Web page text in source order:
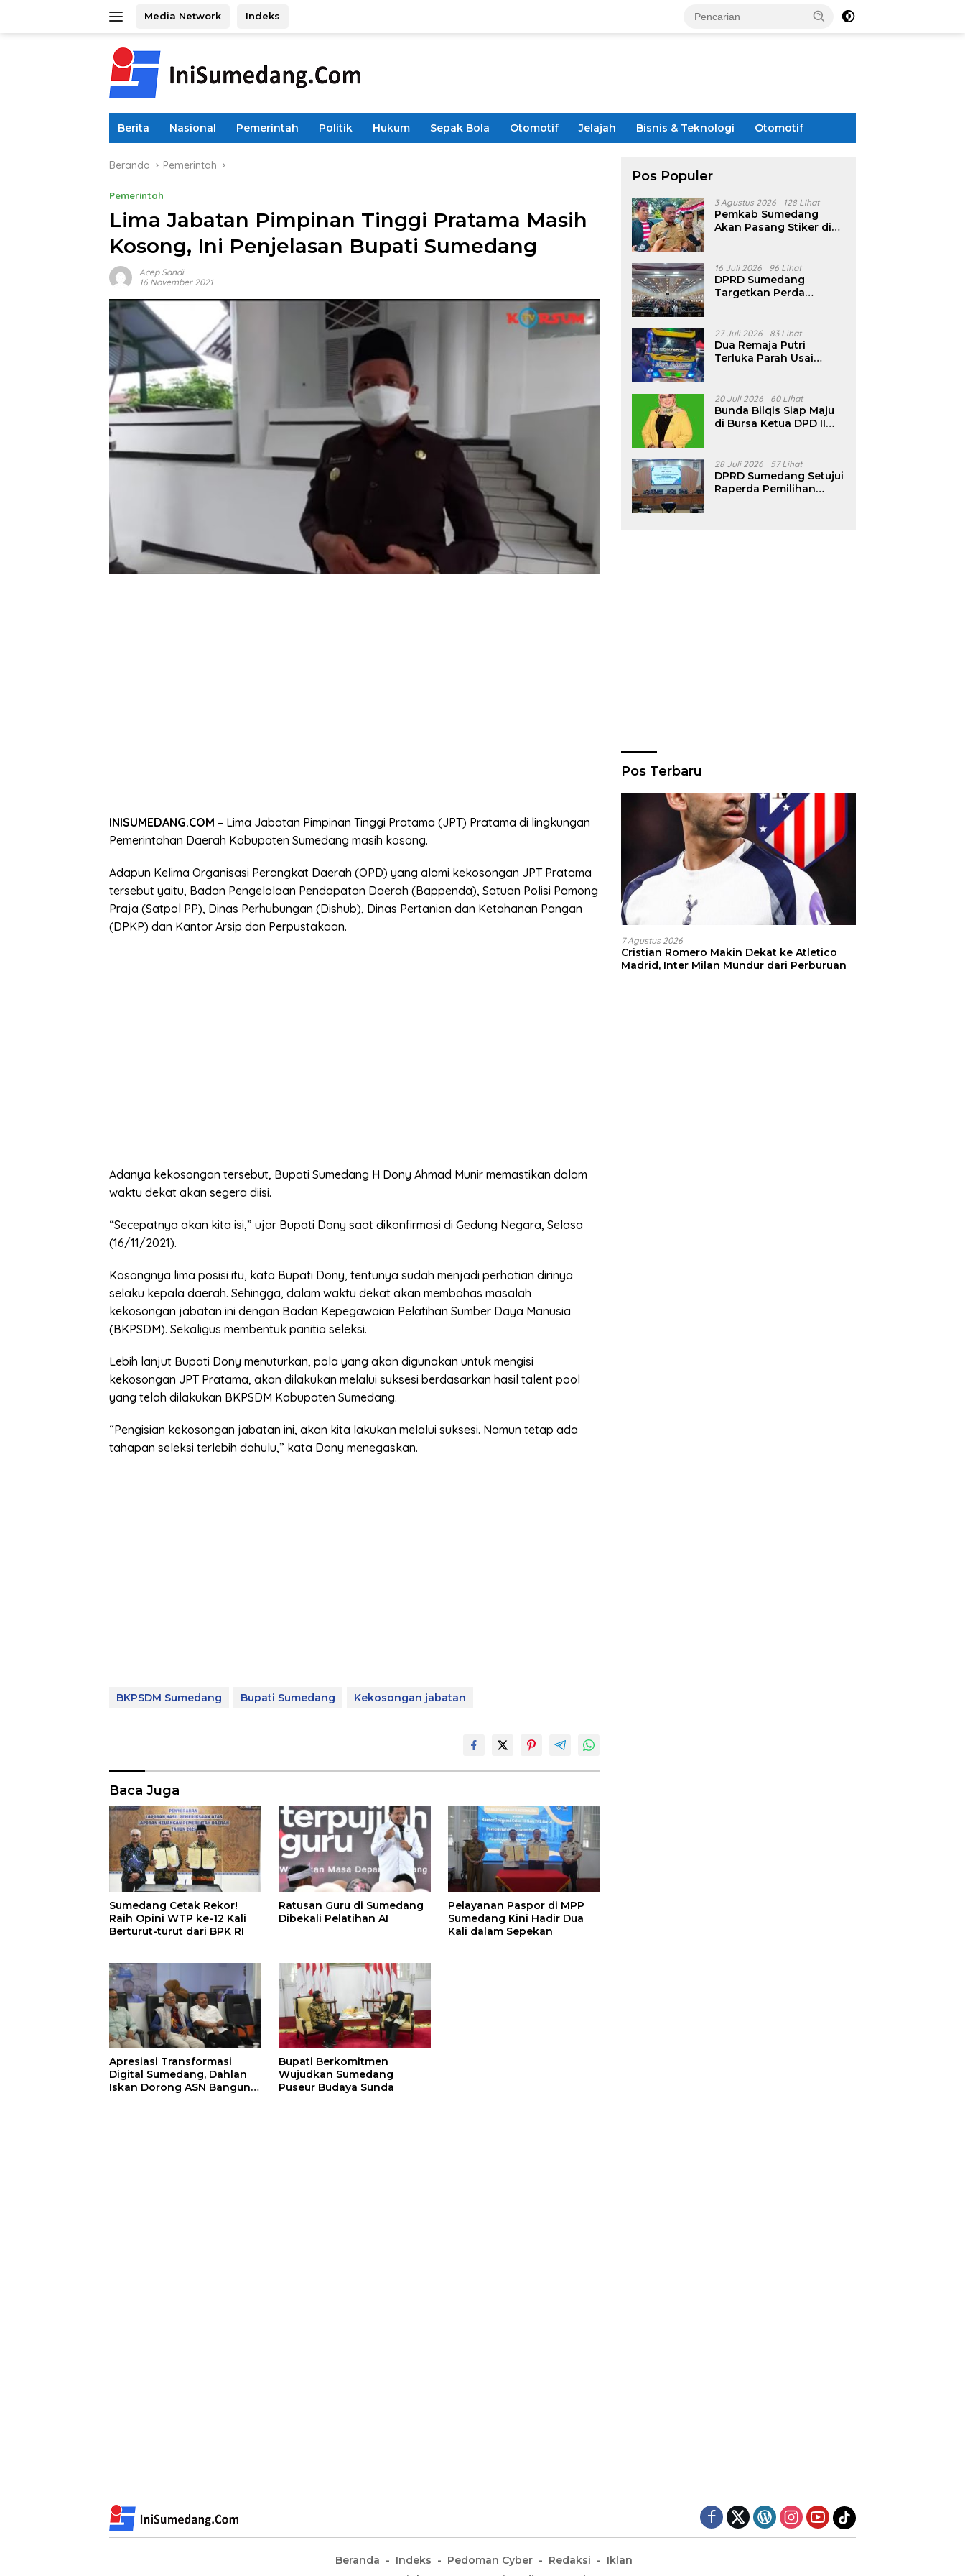
Media Network Indeks
Berita Nasional Pemerintah Politik Hukum Sepak Bola Otomotif Jelajah Bisnis & Teknologi Otomotif
Beranda Pemerintah
Pemerintah
Lima Jabatan Pimpinan Tinggi Pratama Masih
Kosong, Ini Penjelasan Bupati Sumedang
Acep Sandi
16 November 2021
INISUMEDANG.COM – Lima Jabatan Pimpinan Tinggi Pratama (JPT) Pratama di lingkungan
Pemerintahan Daerah Kabupaten Sumedang masih kosong.
Adapun Kelima Organisasi Perangkat Daerah (OPD) yang alami kekosongan JPT Pratama
tersebut yaitu, Badan Pengelolaan Pendapatan Daerah (Bappenda), Satuan Polisi Pamong
Praja (Satpol PP), Dinas Perhubungan (Dishub), Dinas Pertanian dan Ketahanan Pangan
(DPKP) dan Kantor Arsip dan Perpustakaan.
Adanya kekosongan tersebut, Bupati Sumedang H Dony Ahmad Munir memastikan dalam
waktu dekat akan segera diisi.
“Secepatnya akan kita isi,” ujar Bupati Dony saat dikonfirmasi di Gedung Negara, Selasa
(16/11/2021).
Kosongnya lima posisi itu, kata Bupati Dony, tentunya sudah menjadi perhatian dirinya
selaku kepala daerah. Sehingga, dalam waktu dekat akan membahas masalah
kekosongan jabatan ini dengan Badan Kepegawaian Pelatihan Sumber Daya Manusia
(BKPSDM). Sekaligus membentuk panitia seleksi.
Lebih lanjut Bupati Dony menuturkan, pola yang akan digunakan untuk mengisi
kekosongan JPT Pratama, akan dilakukan melalui suksesi berdasarkan hasil talent pool
yang telah dilakukan BKPSDM Kabupaten Sumedang.
“Pengisian kekosongan jabatan ini, akan kita lakukan melalui suksesi. Namun tetap ada
tahapan seleksi terlebih dahulu,” kata Dony menegaskan.
BKPSDM Sumedang Bupati Sumedang Kekosongan jabatan
Baca Juga
Sumedang Cetak Rekor!
Raih Opini WTP ke-12 Kali
Berturut-turut dari BPK RI
Ratusan Guru di Sumedang
Dibekali Pelatihan AI
Pelayanan Paspor di MPP
Sumedang Kini Hadir Dua
Kali dalam Sepekan
Apresiasi Transformasi
Digital Sumedang, Dahlan
Iskan Dorong ASN Bangun
Bupati Berkomitmen
Wujudkan Sumedang
Puseur Budaya Sunda
Pos Populer
3 Agustus 2026 128 Lihat
Pemkab Sumedang
Akan Pasang Stiker di
16 Juli 2026 96 Lihat
DPRD Sumedang
Targetkan Perda
Pencalonan Diperjelas
27 Juli 2026 83 Lihat
Dua Remaja Putri
Terluka Parah Usai
Tanjungsari Sumedang
20 Juli 2026 60 Lihat
Bunda Bilqis Siap Maju
di Bursa Ketua DPD II
28 Juli 2026 57 Lihat
DPRD Sumedang Setujui
Raperda Pemilihan
Pos Terbaru
7 Agustus 2026
Cristian Romero Makin Dekat ke Atletico
Madrid, Inter Milan Mundur dari Perburuan
Beranda Indeks Pedoman Cyber Redaksi
Iklan